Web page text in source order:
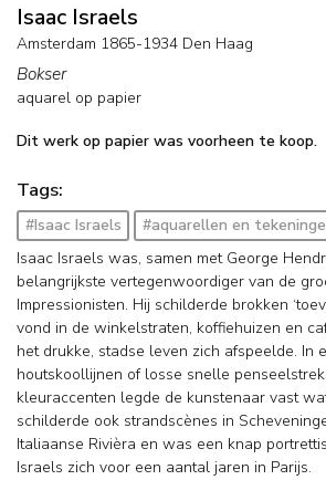
Isaac Israels
Amsterdam 1865-1934 Den Haag
Bokser
aquarel op papier
Dit werk op papier was voorheen te koop.
Tags:
#Isaac Israels
#aquarellen en
Isaac Israels was, samen met George
belangrijkste vertegenwoordiger van de
Impressionisten. Hij schilderde brokken
vond in de winkelstraten, koffiehuizen en
het drukke, stadse leven zich afspeelde. In
houtskoollijnen of losse snelle
kleuraccenten legde de kunstenaar vast
schilderde ook strandscènes in
Italiaanse Rivièra en was een knap
Israels zich voor een aantal jaren in Parijs.